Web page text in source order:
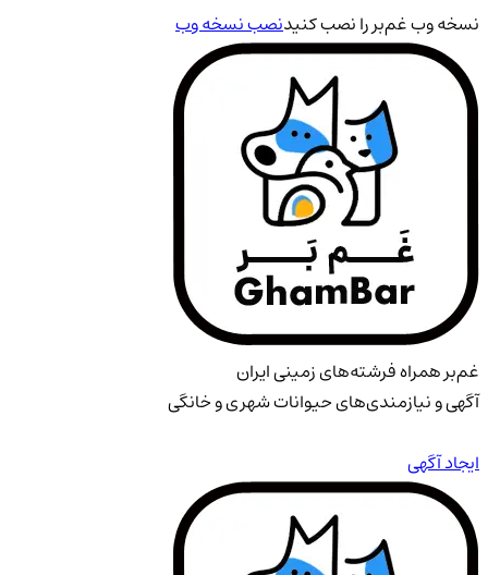
نسخه وب غم‌بر را نصب کنیدنصب نسخه وب
غم‌بر همراه فرشته‌های زمینی ایران
آگهی و نیازمندی‌های حیوانات شهری و خانگی
ایجاد آگهی